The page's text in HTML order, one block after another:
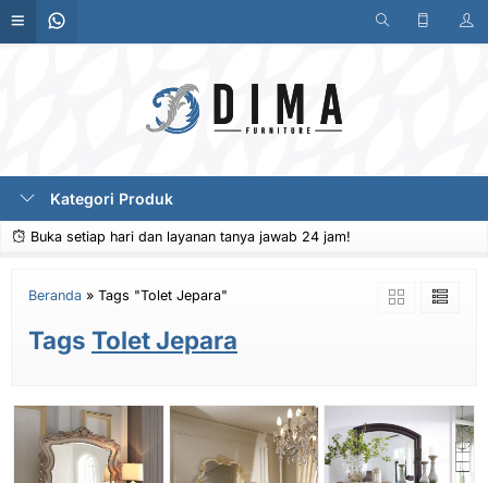
Kategori Produk
Buka setiap hari dan layanan tanya jawab 24 jam!
Beranda » Tags "Tolet Jepara"
Tags Tolet Jepara